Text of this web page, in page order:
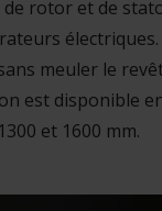
rotor et de
électriques.
meuler le
est disponible
et 1600 mm.